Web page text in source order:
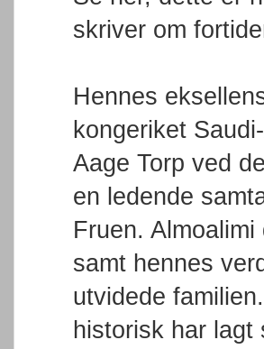
skriver om
Hennes
kongeriket
Aage Torp ved
en ledende
Fruen.
samt hennes
utvidede
historisk har